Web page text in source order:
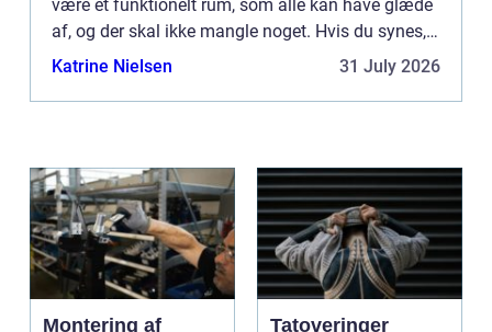
være et funktionelt rum, som alle kan have glæde
af, og der skal ikke mangle noget. Hvis du synes,
at dit badeværelse trænger til en renovering eller
Katrine Nielsen 31 July 2026
Montering af
Tatoveringer